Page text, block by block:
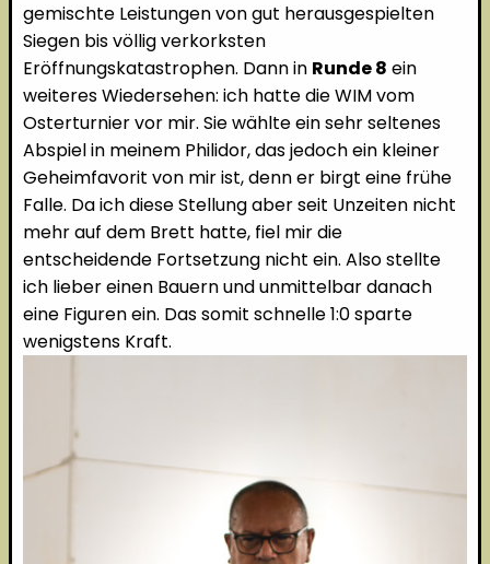
gemischte Leistungen von gut herausgespielten
Siegen bis völlig verkorksten
Eröffnungskatastrophen. Dann in Runde 8 ein
weiteres Wiedersehen: ich hatte die WIM vom
Osterturnier vor mir. Sie wählte ein sehr seltenes
Abspiel in meinem Philidor, das jedoch ein kleiner
Geheimfavorit von mir ist, denn er birgt eine frühe
Falle. Da ich diese Stellung aber seit Unzeiten nicht
mehr auf dem Brett hatte, fiel mir die
entscheidende Fortsetzung nicht ein. Also stellte
ich lieber einen Bauern und unmittelbar danach
eine Figuren ein. Das somit schnelle 1:0 sparte
wenigstens Kraft.